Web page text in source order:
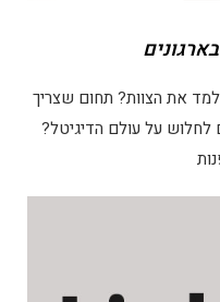
את הצוות? תחום שצריך
על עולם הדיגיטל?